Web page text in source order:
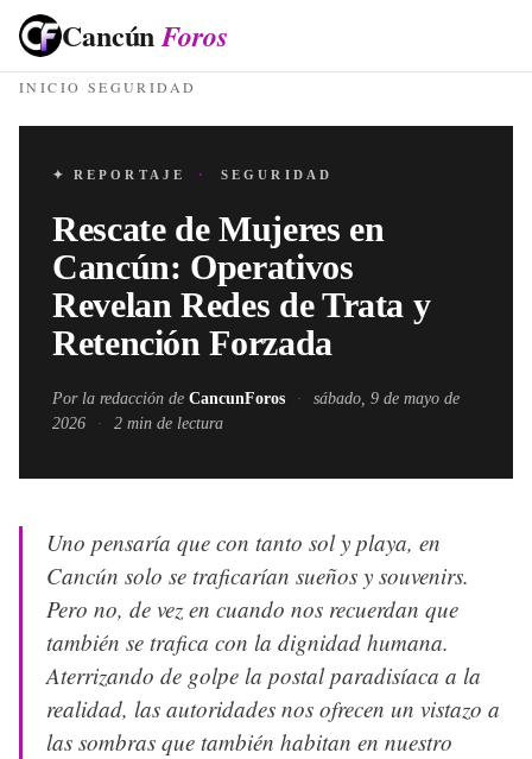
CancúnForos
INICIO· SEGURIDAD
✦ REPORTAJE · SEGURIDAD
Rescate de Mujeres en
Cancún: Operativos
Revelan Redes de Trata y
Retención Forzada
Por la redacción de CancunForos ·
sábado, 9 de mayo de
2026
· 2 min de lectura
Uno pensaría que con tanto sol y playa, en
Cancún solo se traficarían sueños y souvenirs.
Pero no, de vez en cuando nos recuerdan que
también se trafica con la dignidad humana.
Aterrizando de golpe la postal paradisíaca a la
realidad, las autoridades nos ofrecen un vistazo a
las sombras que también habitan en nuestro